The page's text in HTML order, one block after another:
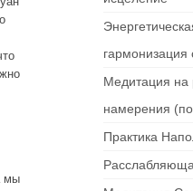
мы
гармонизация
Медитация на
намерения
Практика